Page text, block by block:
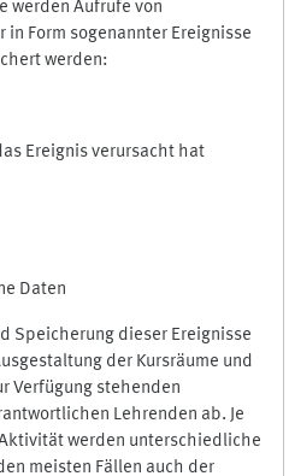
werden Aufrufe von
Form sogenannter Ereignisse
werden:
Ereignis verursacht hat
Daten
Speicherung dieser Ereignisse
der Kursräume und
Verfügung stehenden
Lehrenden ab. Je
werden unterschiedliche
meisten Fällen auch der